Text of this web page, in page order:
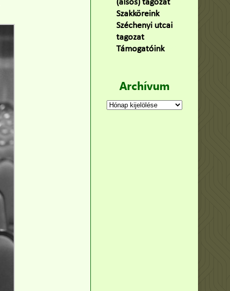
(alsós) tagozat(160)
Szakköreink(3)
Széchenyi utcai
tagozat(141)
Támogatóink(9)
Archívum
Archívum